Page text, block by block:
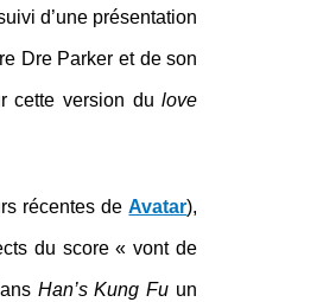
d’une présentation
Dre Parker et de son
cette version dulove
récentes deAvatar),
du score « vont de
Han’s Kung Fu un